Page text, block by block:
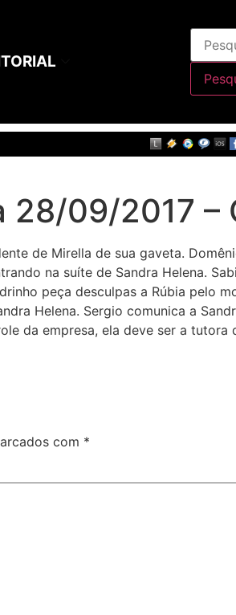
28/09/2017 –
de Mirella de sua gaveta.
na suíte de Sandra Helena.
peça desculpas a Rúbia pelo
Helena. Sergio comunica a
da empresa, ela deve ser a tutora
com *